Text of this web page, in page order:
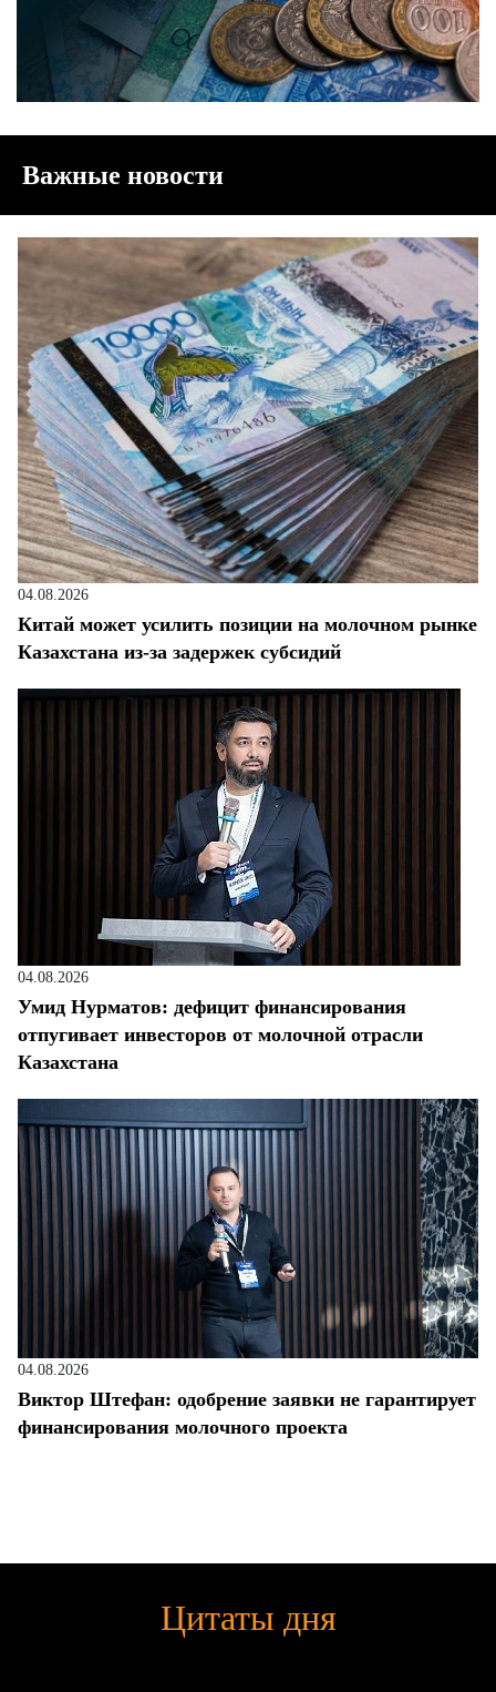
Важные новости
04.08.2026
Китай может усилить позиции на молочном рынке
Казахстана из-за задержек субсидий
04.08.2026
Умид Нурматов: дефицит финансирования
отпугивает инвесторов от молочной отрасли
Казахстана
04.08.2026
Виктор Штефан: одобрение заявки не гарантирует
финансирования молочного проекта
Цитаты дня